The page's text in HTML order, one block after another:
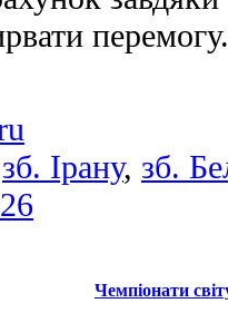
зб. Ірану, зб.
Чемпіонати